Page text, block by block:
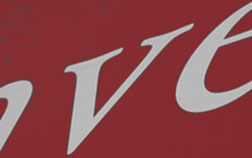
Gold und Silber: Was hinter der
Korrektur steckt und wie es
weitergehen könnte
Börsengang einfach erklärt: Was
Anleger über IPOs wissen sollten